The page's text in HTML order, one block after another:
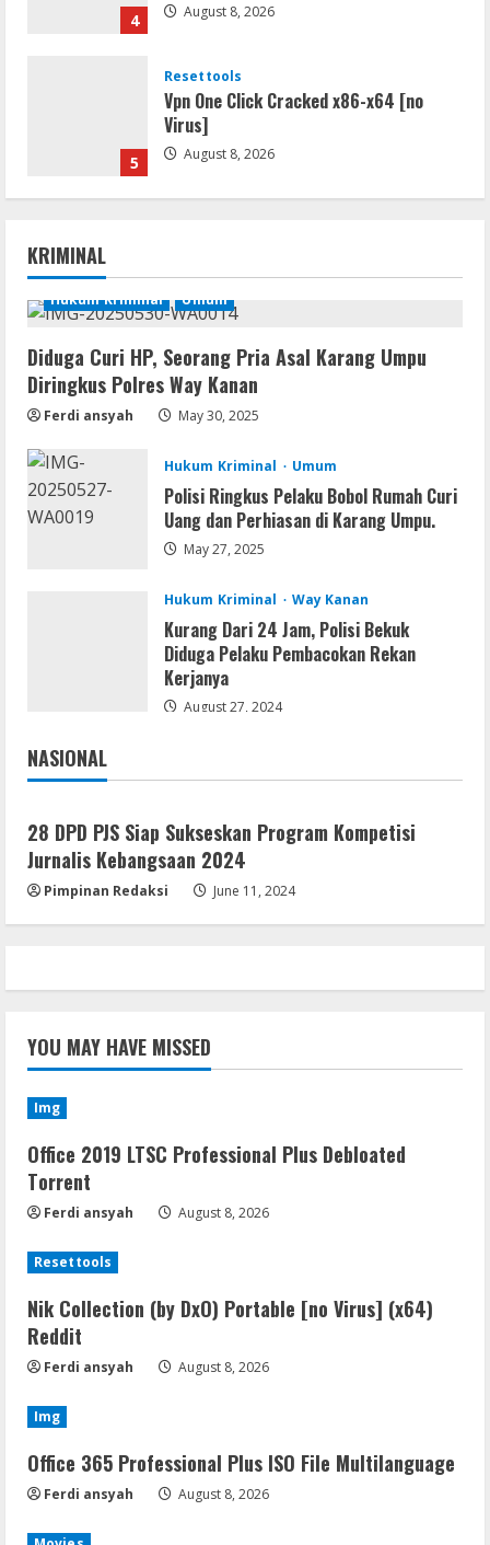
4 August 8, 2026
5
Resettools
Vpn One Click Cracked x86-x64 [no
Virus]
August 8, 2026
1 August 8, 2026
Resettools
Nik Collection (by DxO) Portable [no
Virus] (x64) Reddit
Img
Office 365 Professional Plus ISO File
Multilanguage
Movies
Vertex Force 2026 BRRip UHD DDP5.1
𝐘𝐢𝐟𝐲 𝐌𝐨𝐯𝐢𝐞𝐬 Magnet
5
Virus]
August 8, 2026
KRIMINAL
Hukum Kriminal Umum
Diduga Curi HP, Seorang Pria Asal Karang Umpu
Diringkus Polres Way Kanan
Ferdi ansyah May 30, 2025
Hukum Kriminal Umum
Polisi Ringkus Pelaku Bobol Rumah Curi
Uang dan Perhiasan di Karang Umpu.
May 27, 2025
Hukum Kriminal Way Kanan
Kurang Dari 24 Jam, Polisi Bekuk
Diduga Pelaku Pembacokan Rekan
Kerjanya
August 27, 2024
NASIONAL
Jakarta
28 DPD PJS Siap Sukseskan Program Kompetisi
Jurnalis Kebangsaan 2024
Pimpinan Redaksi June 11, 2024
YOU MAY HAVE MISSED
Img
Office 2019 LTSC Professional Plus Debloated
Tоrrеnt
Ferdi ansyah August 8, 2026
Resettools
Nik Collection (by DxO) Portable [no Virus] (x64)
Reddit
Ferdi ansyah August 8, 2026
Img
Office 365 Professional Plus ISO File Multilanguage
Ferdi ansyah August 8, 2026